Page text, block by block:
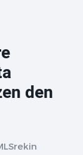
den